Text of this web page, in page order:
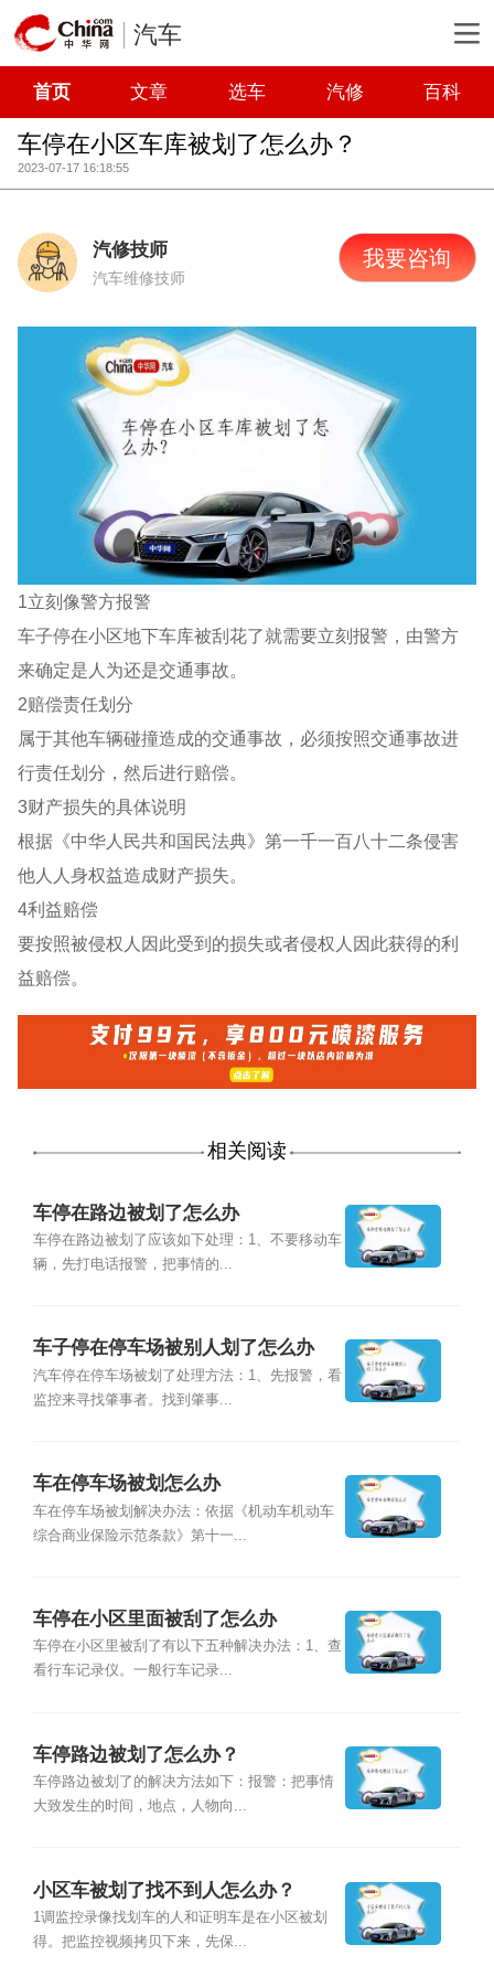
汽车
首页 文章 选车 汽修 百科
车停在小区车库被划了怎么办？
2023-07-17 16:18:55
汽修技师
汽车维修技师
我要咨询
1立刻像警方报警
车子停在小区地下车库被刮花了就需要立刻报警，由警方
来确定是人为还是交通事故。
2赔偿责任划分
属于其他车辆碰撞造成的交通事故，必须按照交通事故进
行责任划分，然后进行赔偿。
3财产损失的具体说明
根据《中华人民共和国民法典》第一千一百八十二条侵害
他人人身权益造成财产损失。
4利益赔偿
要按照被侵权人因此受到的损失或者侵权人因此获得的利
益赔偿。
相关阅读
车停在路边被划了怎么办
车停在路边被划了应该如下处理：1、不要移动车
辆，先打电话报警，把事情的...
车子停在停车场被别人划了怎么办
汽车停在停车场被划了处理方法：1、先报警，看
监控来寻找肇事者。找到肇事...
车在停车场被划怎么办
车在停车场被划解决办法：依据《机动车机动车
综合商业保险示范条款》第十一...
车停在小区里面被刮了怎么办
车停在小区里被刮了有以下五种解决办法：1、查
看行车记录仪。一般行车记录...
车停路边被划了怎么办？
车停路边被划了的解决方法如下：报警：把事情
大致发生的时间，地点，人物向...
小区车被划了找不到人怎么办？
1调监控录像找划车的人和证明车是在小区被划
得。把监控视频拷贝下来，先保...